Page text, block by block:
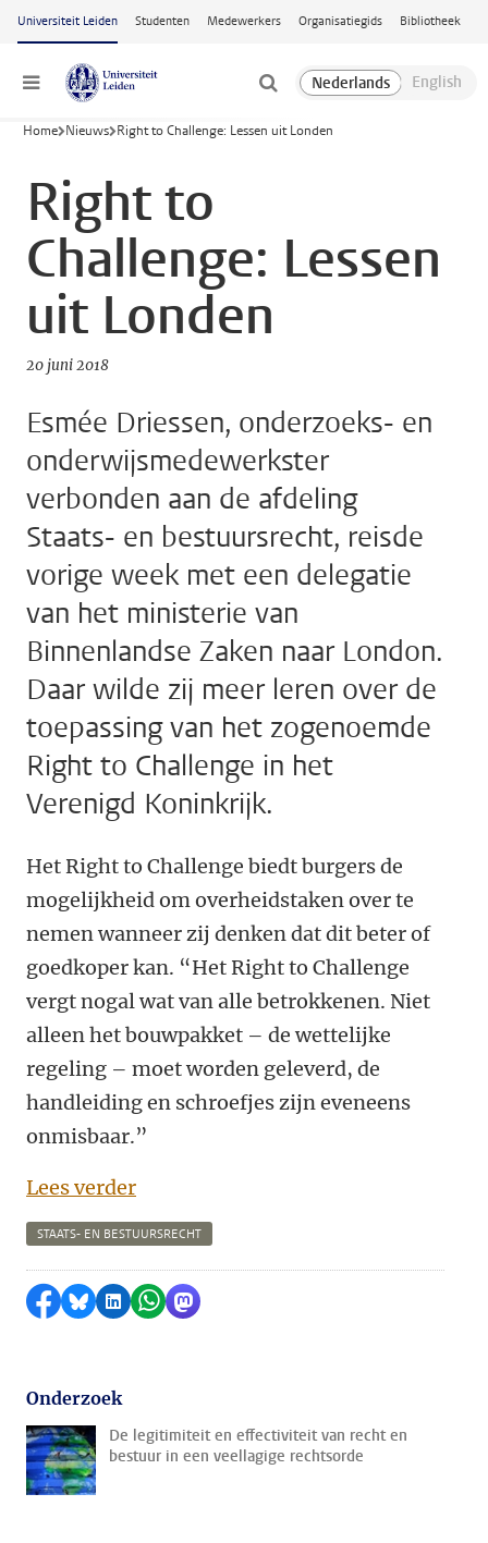
Ga naar hoofdinhoud
Universiteit Leiden Studenten Medewerkers Organisatiegids Bibliotheek
Menu
Home Nieuws Right to Challenge: Lessen uit Londen
Right to
Challenge: Lessen
uit Londen
20 juni 2018
Esmée Driessen, onderzoeks- en
onderwijsmedewerkster
verbonden aan de afdeling
Staats- en bestuursrecht, reisde
vorige week met een delegatie
van het ministerie van
Binnenlandse Zaken naar London.
Daar wilde zij meer leren over de
toepassing van het zogenoemde
Right to Challenge in het
Verenigd Koninkrijk.
Het Right to Challenge biedt burgers de
mogelijkheid om overheidstaken over te
nemen wanneer zij denken dat dit beter of
goedkoper kan. “Het Right to Challenge
vergt nogal wat van alle betrokkenen. Niet
alleen het bouwpakket – de wettelijke
regeling – moet worden geleverd, de
handleiding en schroefjes zijn eveneens
onmisbaar.”
Lees verder
STAATS- EN BESTUURSRECHT
Delen op Facebook
Delen via Bluesky
Delen op LinkedIn
Delen via WhatsApp
Delen via Mastodon
Onderzoek
De legitimiteit en effectiviteit van recht en
bestuur in een veellagige rechtsorde